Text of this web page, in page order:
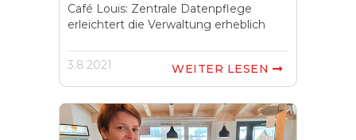
Café Louis: Zentrale Datenpflege
erleichtert die Verwaltung erheblich
3.8.2021 WEITER LESEN 